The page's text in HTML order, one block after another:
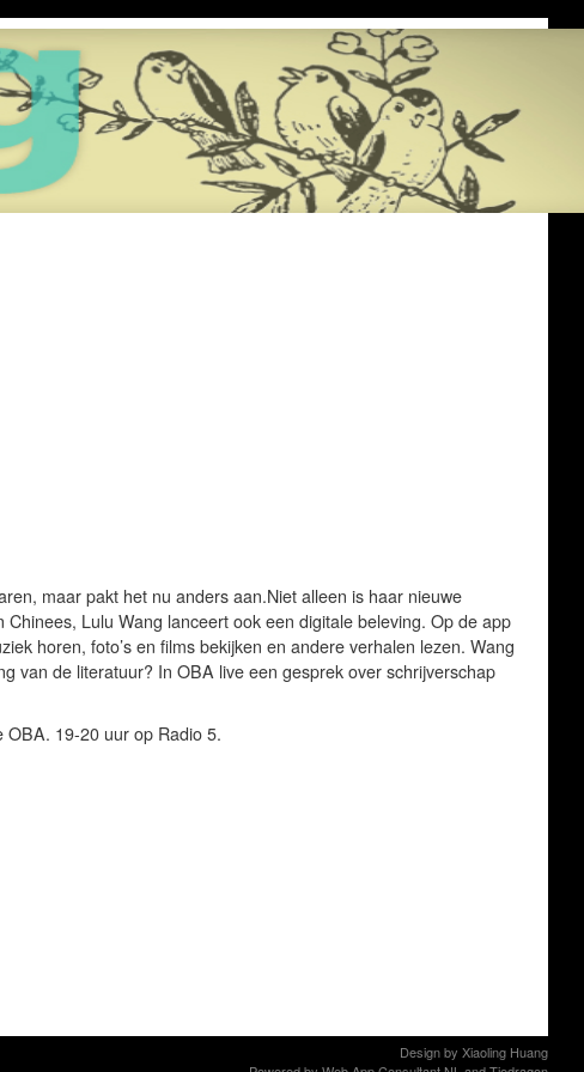
maar pakt het nu anders aan.Niet alleen is haar nieuwe
Lulu Wang lanceert ook een digitale beleving. Op de app
horen, foto’s en films bekijken en andere verhalen lezen. Wang
van de literatuur? In OBA live een gesprek over schrijverschap
OBA. 19-20 uur op Radio 5.
Design by Xiaoling Huang